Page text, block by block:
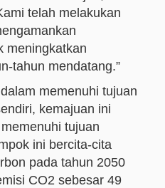
telah melakukan
meningkatkan
tahun mendatang.”
memenuhi tujuan
kemajuan ini
tujuan
ini bercita-cita
pada tahun 2050
CO2 sebesar 49